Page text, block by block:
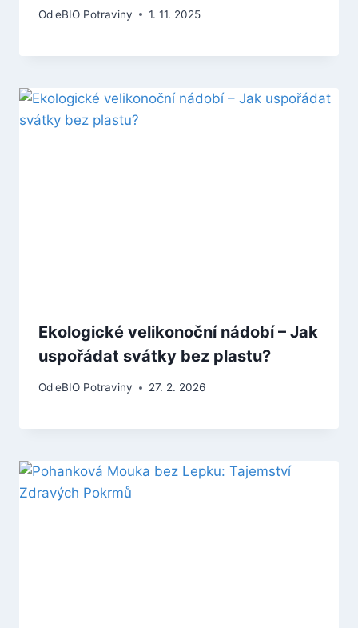
OdeBIO Potraviny 1. 11. 2025
Ekologické velikonoční nádobí – Jak
uspořádat svátky bez plastu?
OdeBIO Potraviny 27. 2. 2026